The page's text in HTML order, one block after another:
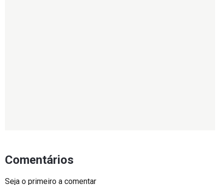
Comentários
Seja o primeiro a comentar